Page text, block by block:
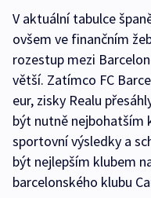
V aktuální tabulce
ovšem ve finančním
rozestup mezi
větší. Zatímco FC
eur, zisky Realu
být nutně nejbohatším
sportovní výsledky a
být nejlepším klubem
barcelonského klubu